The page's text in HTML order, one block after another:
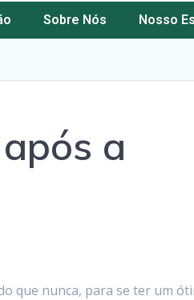
Sobre Nós Nosso
a
que nunca, para se ter um